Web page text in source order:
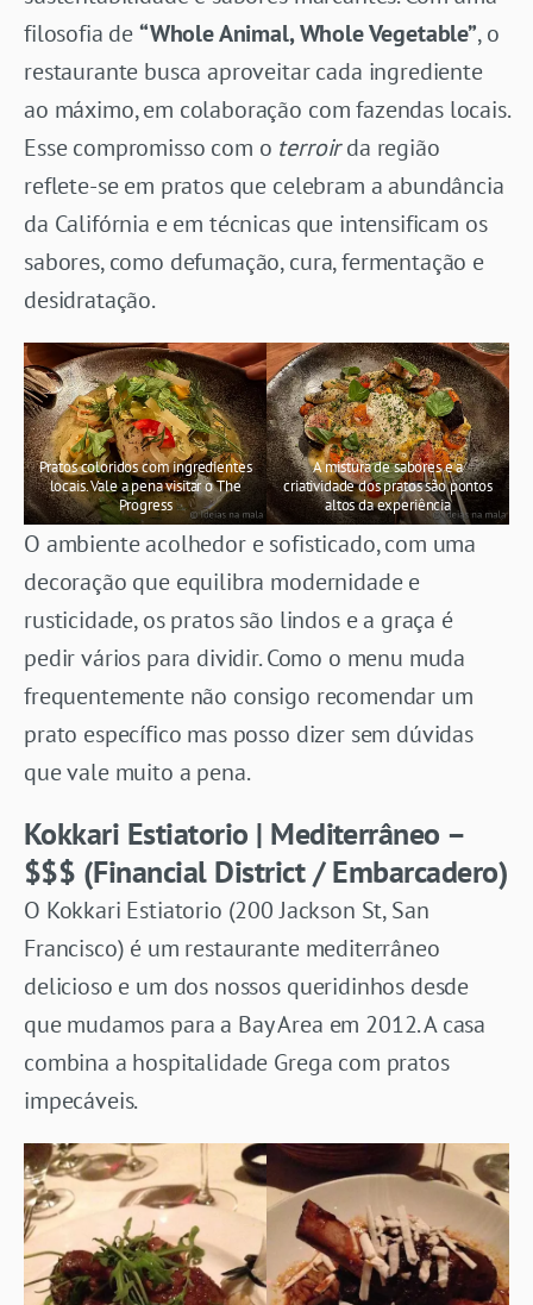
filosofia de“Whole Animal, Whole Vegetable”, o
restaurante busca aproveitar cada ingrediente
ao máximo, em colaboração com fazendas locais.
Esse compromisso com o terroirda região
reflete-se em pratos que celebram a abundância
da Califórnia e em técnicas que intensificam os
sabores, como defumação, cura, fermentação e
desidratação.
Pratos coloridos com ingredientes
locais. Vale a pena visitar o The
Progress
A mistura de sabores e a
criatividade dos pratos são pontos
altos da experiência
O ambiente acolhedor e sofisticado, com uma
decoração que equilibra modernidade e
rusticidade, os pratos são lindos e a graça é
pedir vários para dividir. Como o menu muda
frequentemente não consigo recomendar um
prato específico mas posso dizer sem dúvidas
que vale muito a pena.
Kokkari Estiatorio | Mediterrâneo –
$$$ (Financial District / Embarcadero)
O Kokkari Estiatorio (200 Jackson St, San
Francisco) é um restaurante mediterrâneo
delicioso e um dos nossos queridinhos desde
que mudamos para a Bay Area em 2012. A casa
combina a hospitalidade Grega com pratos
impecáveis.